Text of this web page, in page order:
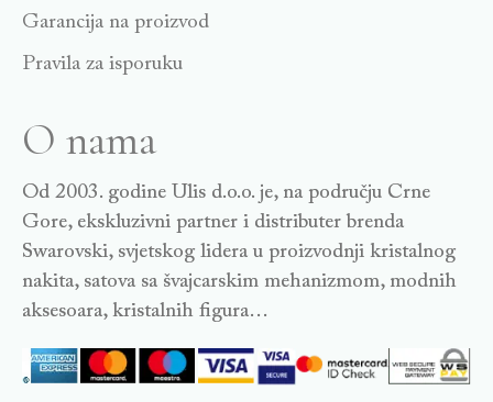
Garancija na proizvod
Pravila za isporuku
O nama
Od 2003. godine Ulis d.o.o. je, na području Crne
Gore, ekskluzivni partner i distributer brenda
Swarovski, svjetskog lidera u proizvodnji kristalnog
nakita, satova sa švajcarskim mehanizmom, modnih
aksesoara, kristalnih figura…